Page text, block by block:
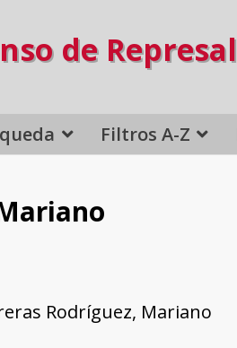
de
Filtros A-Z
Rodríguez, Mariano